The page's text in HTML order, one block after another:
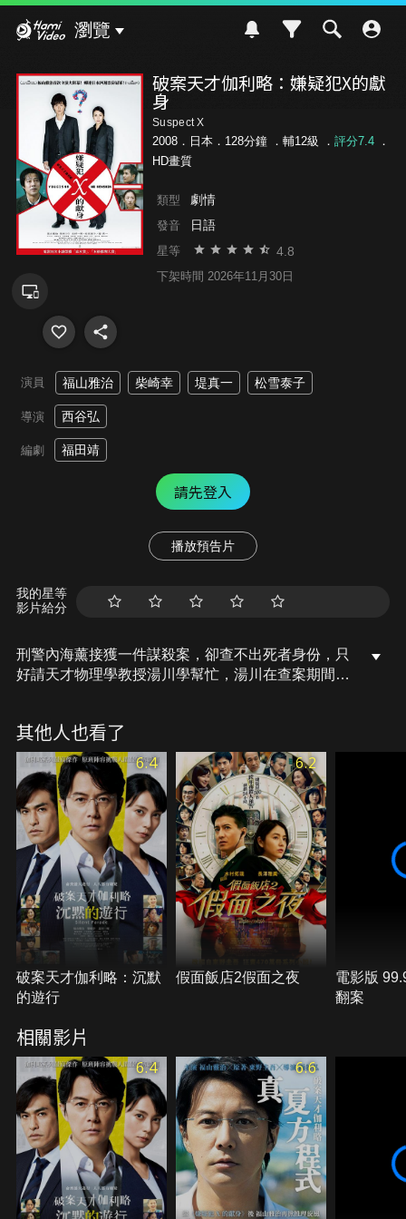
瀏覽
破案天才伽利略：嫌疑犯X的獻
身
Suspect X
2008．日本．128分鐘 ． 輔12級 ． 評分7.4．
HD畫質
類型 劇情
發音 日語
星等 4.8
下架時間 2026年11月30日
演員 福山雅治 柴崎幸 堤真一 松雪泰子
導演 西谷弘
編劇 福田靖
請先登入
播放預告片
我的星等
影片給分
刑警內海薰接獲一件謀殺案，卻查不出死者身份，只
好請天才物理學教授湯川學幫忙，湯川在查案期間，
學天才湯川遇上了與數學天才石神，兩人將如何展開
天才大對決？湯川要如何破解這宗完美的謀殺案？
其他人也看了
6.4
破案天才伽利略：沉默
的遊行
6.2
假面飯店2假面之夜
電影版
翻案
相關影片
6.4 6.6